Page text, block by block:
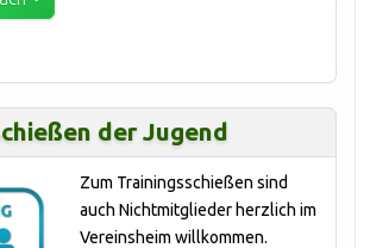
der Jugend
Zum Trainingsschießen sind
auch Nichtmitglieder herzlich im
Vereinsheim willkommen.